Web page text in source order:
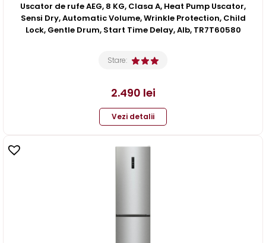
Uscator de rufe AEG, 8 KG, Clasa A, Heat Pump Uscator,
Sensi Dry, Automatic Volume, Wrinkle Protection, Child
Lock, Gentle Drum, Start Time Delay, Alb, TR7T60580
Stare:
2.490 lei
Vezi detalii